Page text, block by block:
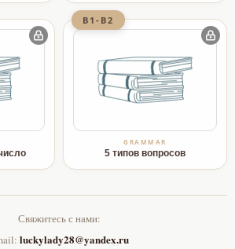
B1-B2
GRAMMAR
5 типов вопросов
Свяжитесь с нами:
luckylady28@yandex.ru